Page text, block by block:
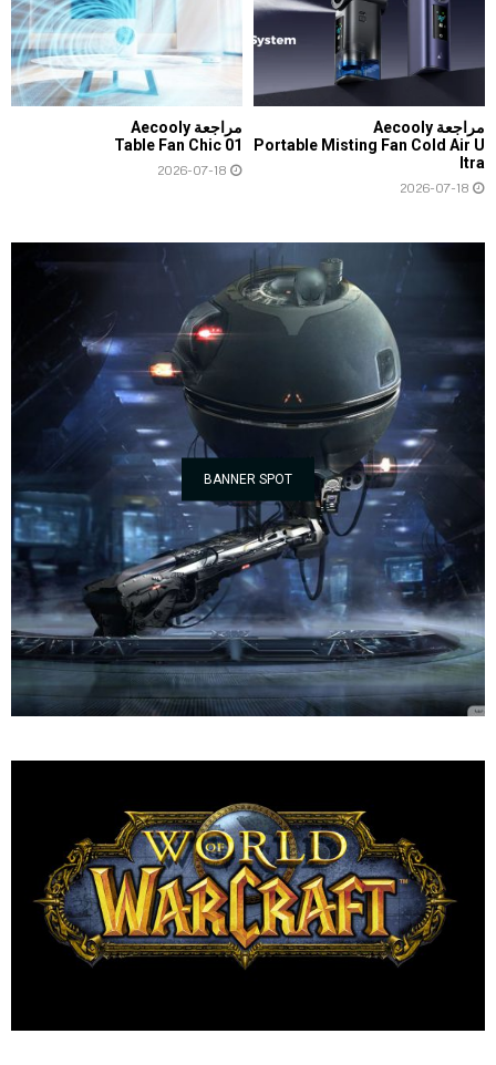
مراجعة Aecooly
Portable Misting Fan Cold Air U
ltra
2026-07-18
مراجعة Aecooly
Table Fan Chic 01
2026-07-18
BANNER SPOT